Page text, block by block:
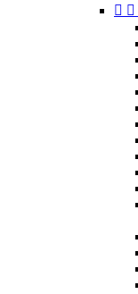
 